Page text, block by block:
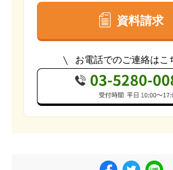
資料請求
お電話でのご連絡はこ